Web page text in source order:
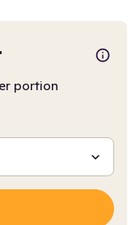
portion